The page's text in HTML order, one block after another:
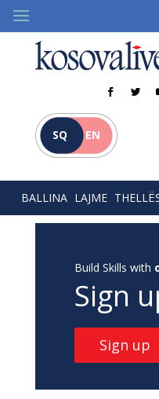
SQ EN
BALLINA LAJME
Build Skills with
Sign
Sign up